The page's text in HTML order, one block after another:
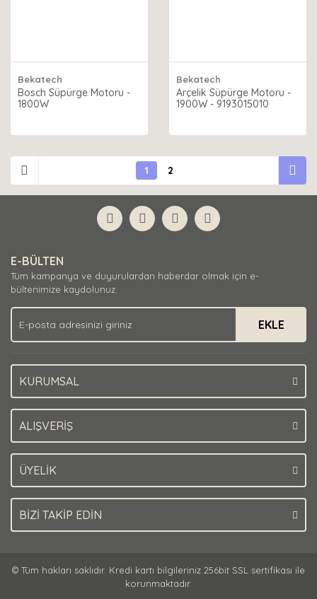
Bekatech
Bosch Süpürge Motoru -
1800W
Bekatech
Arçelik Süpürge Motoru -
1900W - 9193015010
1 2
E-BÜLTEN
Tüm kampanya ve duyurulardan haberdar olmak için e-
bültenimize kaydolunuz.
EKLE
KURUMSAL
ALIŞVERİŞ
ÜYELİK
BİZİ TAKİP EDİN
© Tüm hakları saklıdır. Kredi kartı bilgileriniz 256bit SSL sertifikası ile
korunmaktadır.